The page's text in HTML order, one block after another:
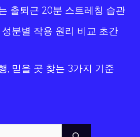
출퇴근 20분 스트레칭 습관
분별 작용 원리 비교 초간
, 믿을 곳 찾는 3가지 기준